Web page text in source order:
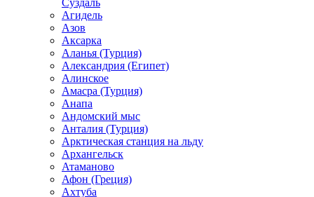
Суздаль
Агидель
Азов
Аксарка
Аланья (Турция)
Александрия (Египет)
Алинское
Амасра (Турция)
Анапа
Андомский мыс
Анталия (Турция)
Арктическая станция на льду
Архангельск
Атаманово
Афон (Греция)
Ахтуба